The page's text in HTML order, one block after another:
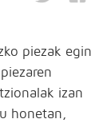
piezak egin
izan
honetan,